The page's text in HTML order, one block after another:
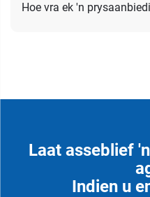
Hoe vra ek 'n
Laat asseblief
Indien u